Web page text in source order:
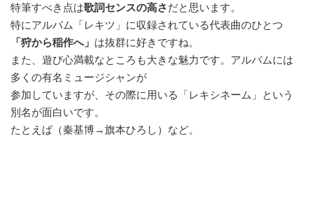
特筆すべき点は歌詞センスの高さだと思います。
特にアルバム「レキツ」に収録されている代表曲のひとつ
「狩から稲作へ」 は抜群に好きですね。
また、遊び心満載なところも大きな魅力です。アルバムには
多くの有名ミュージシャンが
参加していますが、その際に用いる「レキシネーム」という
別名が面白いです。
たとえば（秦基博→旗本ひろし）など。